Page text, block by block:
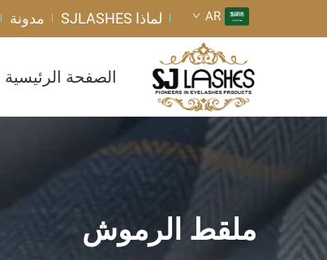
AR لماذا SJLASHES مدونة
الصفحة الرئيسية
ملقط الرموش